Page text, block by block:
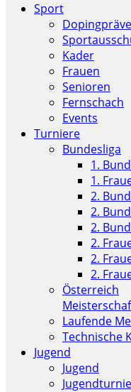
Sport
Kader
Frauen
Senioren
Fernschach
Events
Turniere
Bundesliga
1.
1.
2.
2.
2.
2.
2.
2.
Österreich
Laufende
Technische
Jugend
Jugend